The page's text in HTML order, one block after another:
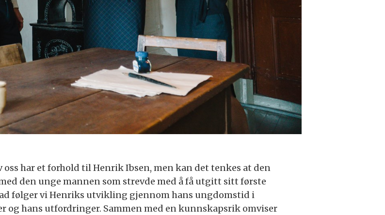
oss har et forhold til Henrik Ibsen, men kan det tenkes at den
den unge mannen som strevde med å få utgitt sitt første
følger vi Henriks utvikling gjennom hans ungdomstid i
og hans utfordringer. Sammen med en kunnskapsrik omviser